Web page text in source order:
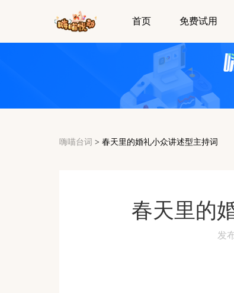
首页 免费试用
嗨喵台词 > 春天里的婚礼小众讲述型主持词
春天里的
发